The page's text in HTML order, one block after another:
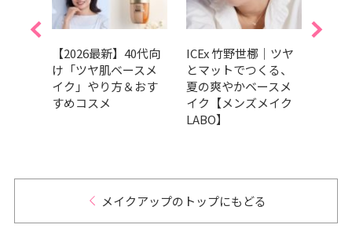
【2026最新】40代向
け「ツヤ肌ベースメ
イク」やり方＆おす
すめコスメ
ICEx 竹野世梛｜ツヤ
とマットでつくる、
夏の爽やかベースメ
イク【メンズメイク
LABO】
メイクアップのトップにもどる